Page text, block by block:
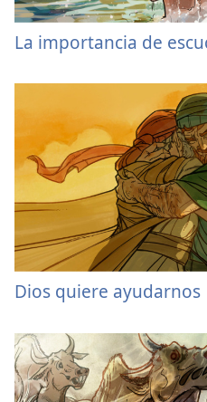
La importancia de
Dios quiere ayudarnos